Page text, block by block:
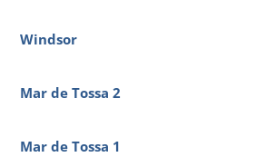
Windsor
Mar de Tossa 2
Mar de Tossa 1